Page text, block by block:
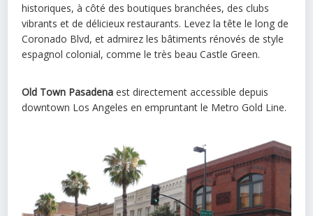
historiques, à côté des boutiques branchées, des clubs
vibrants et de délicieux restaurants. Levez la tête le long de
Coronado Blvd, et admirez les bâtiments rénovés de style
espagnol colonial, comme le très beau Castle Green.
Old Town Pasadena est directement accessible depuis
downtown Los Angeles en empruntant le Metro Gold Line.